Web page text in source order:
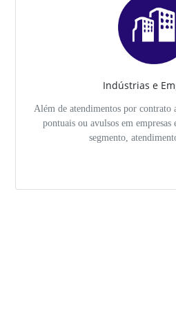
Indústrias e
Além de atendimentos por contrato
pontuais ou avulsos em
segmento,